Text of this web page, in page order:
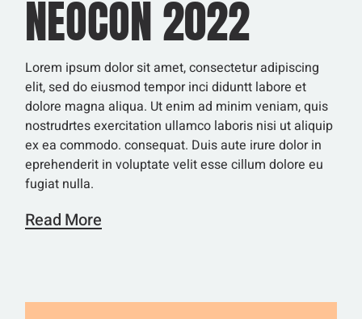
NEOCON 2022
Lorem ipsum dolor sit amet, consectetur adipiscing
elit, sed do eiusmod tempor inci diduntt labore et
dolore magna aliqua. Ut enim ad minim veniam, quis
nostrudrtes exercitation ullamco laboris nisi ut aliquip
ex ea commodo. consequat. Duis aute irure dolor in
eprehenderit in voluptate velit esse cillum dolore eu
fugiat nulla.
Read More